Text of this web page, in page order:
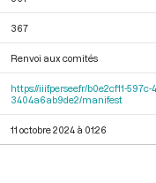
367
Renvoi aux comités
https://iiif.persee.fr/b0e2cf11-
3404a6ab9de2/manifest
11 octobre 2024 à 01:26